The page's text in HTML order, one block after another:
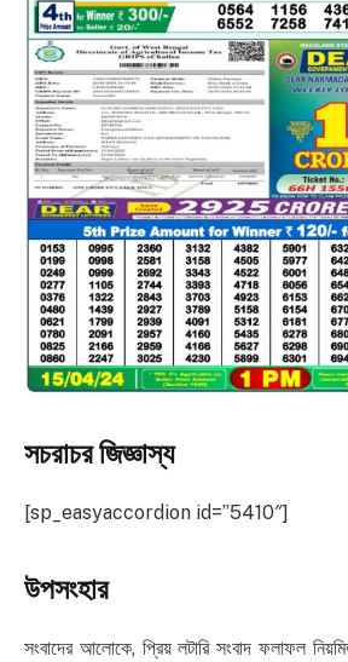
সচরাচর জিজ্ঞাস্য
[sp_easyaccordion id=”5410″]
উপসংহার
সংবাদের আলোকে, প্রিয় লটারি সংবাদ ফলাফল